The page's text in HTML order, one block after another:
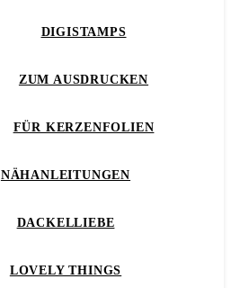
DIGISTAMPS
ZUM AUSDRUCKEN
FÜR KERZENFOLIEN
NÄHANLEITUNGEN
DACKELLIEBE
LOVELY THINGS